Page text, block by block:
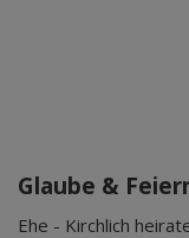
Glaube &
Ehe - Kirchlich